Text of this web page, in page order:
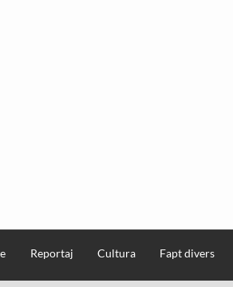
Reportaj Cultura Fapt divers